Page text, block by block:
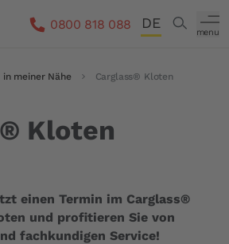
0800 818 088
DE
IT
Search
menu
in meiner Nähe Carglass® Kloten
Kloten
einen Termin im Carglass®
und profitieren Sie von
fachkundigen Service!